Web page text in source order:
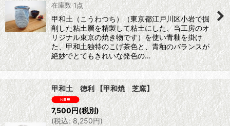
在庫数 1点
甲和土（こうわつち）（東京都江戸川区小岩で掘
削した粘土層を精製して粘土にした、当工房のオ
リジナル東京の焼き物です）を使い青釉を掛け
た、甲和土独特のこげ茶色と、青釉のバランスが
絶妙でとてもきれいな発色の…
甲和土 徳利 【甲和焼 芝窯】
7,500円(税別)
(税込: 8,250円)